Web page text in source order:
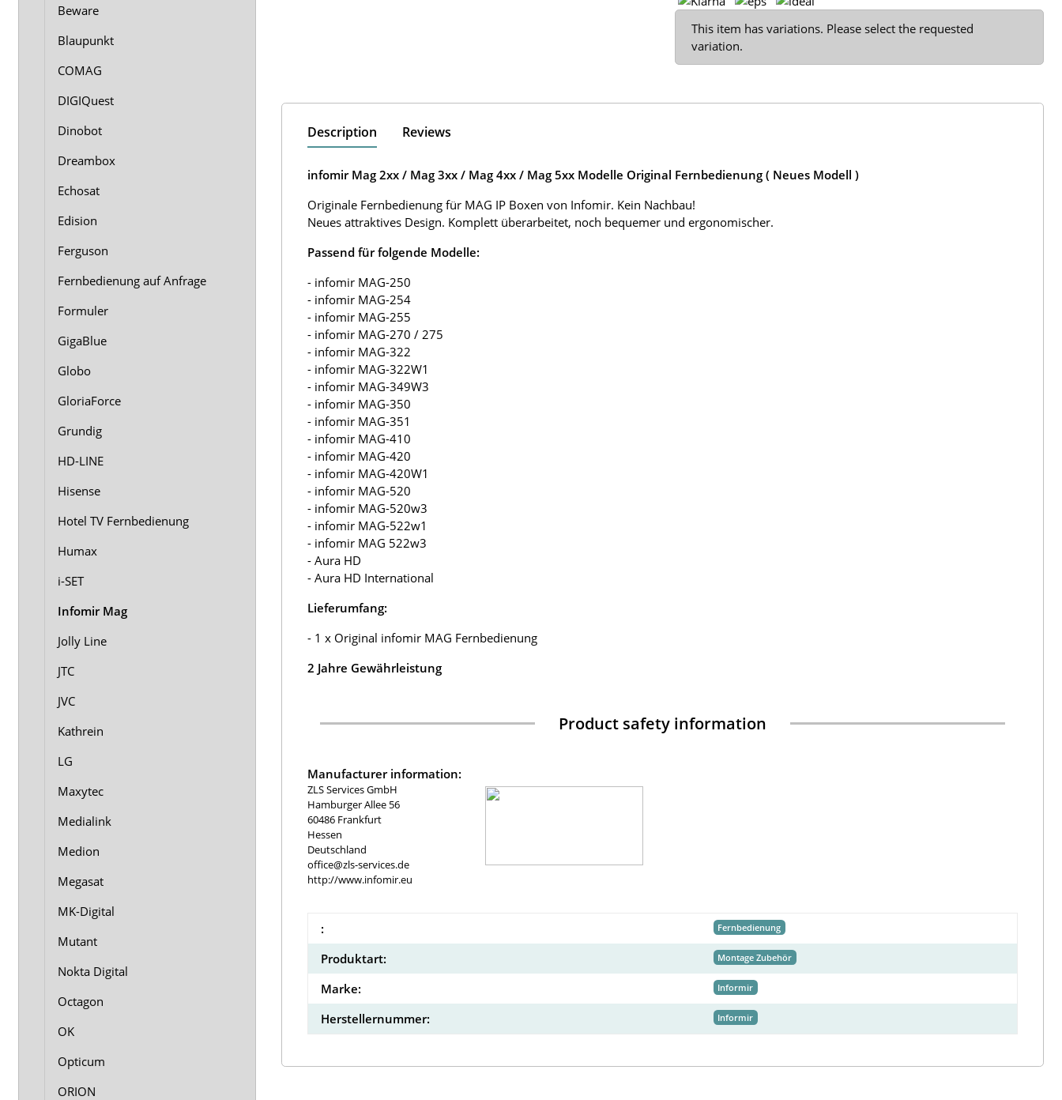
x
This item has variations. Please select the requested
variation.
Description Reviews
infomir Mag 2xx / Mag 3xx / Mag 4xx / Mag 5xx Modelle Original Fernbedienung ( Neues Modell )
Originale Fernbedienung für MAG IP Boxen von Infomir. Kein Nachbau!
Neues attraktives Design. Komplett überarbeitet, noch bequemer und ergonomischer.
Passend für folgende Modelle:
- infomir MAG-250
- infomir MAG-254
- infomir MAG-255
- infomir MAG-270 / 275
- infomir MAG-322
- infomir MAG-322W1
- infomir MAG-349W3
- infomir MAG-350
- infomir MAG-351
- infomir MAG-410
- infomir MAG-420
- infomir MAG-420W1
- infomir MAG-520
- infomir MAG-520w3
- infomir MAG-522w1
- infomir MAG 522w3
- Aura HD
- Aura HD International
Lieferumfang:
- 1 x Original infomir MAG Fernbedienung
2 Jahre Gewährleistung
Product safety information
Manufacturer information:
ZLS Services GmbH
Hamburger Allee 56
60486 Frankfurt
Hessen
Deutschland
office@zls-services.de
http://www.infomir.eu
: Fernbedienung
Produktart: Montage Zubehör
Marke: Informir
Herstellernummer: Informir
Beware
Blaupunkt
COMAG
DIGIQuest
Dinobot
Dreambox
Echosat
Edision
Ferguson
Fernbedienung auf Anfrage
Formuler
GigaBlue
Globo
GloriaForce
Grundig
HD-LINE
Hisense
Hotel TV Fernbedienung
Humax
i-SET
Infomir Mag
Jolly Line
JTC
JVC
Kathrein
LG
Maxytec
Medialink
Medion
Megasat
MK-Digital
Mutant
Nokta Digital
Octagon
OK
Opticum
ORION